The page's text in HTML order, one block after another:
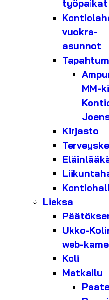
työpaikat
vuokra-
asunnot
MM-
Kirjasto
Lieksa
Ukko-
web-
Koli
Matkailu